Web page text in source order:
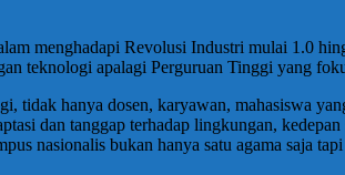
menghadapi Revolusi Industri mulai 1.0
teknologi apalagi Perguruan Tinggi yang
tidak hanya dosen, karyawan, mahasiswa
dan tanggap terhadap lingkungan,
nasionalis bukan hanya satu agama saja